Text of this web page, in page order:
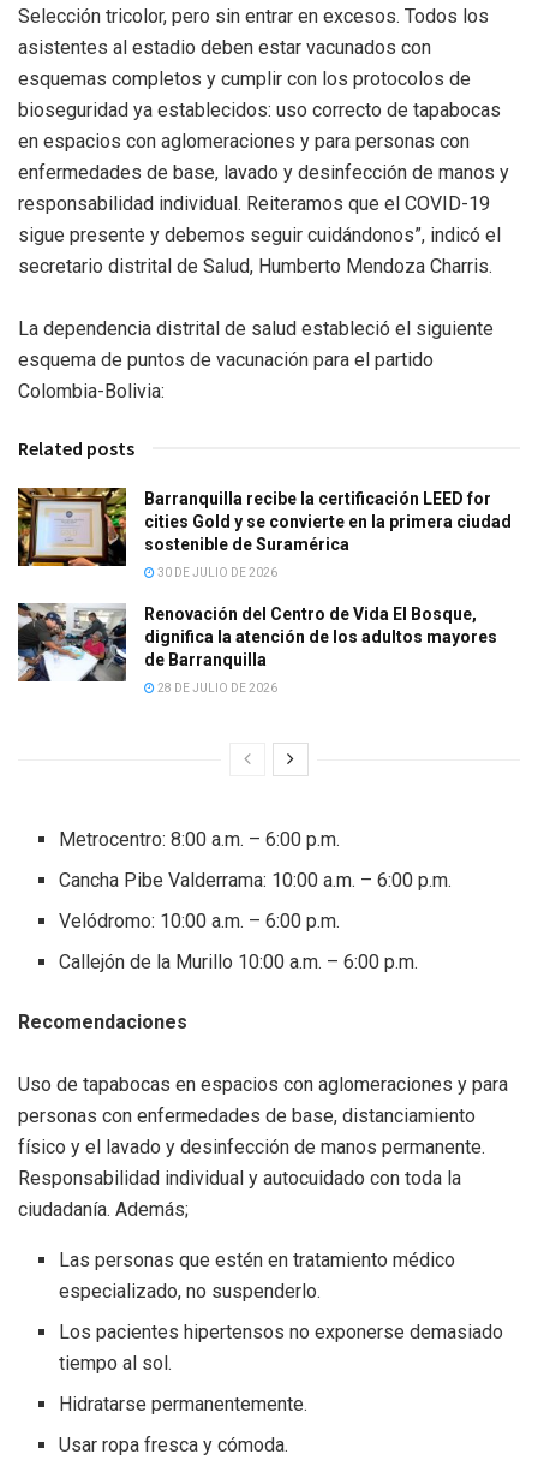
Selección tricolor, pero sin entrar en excesos. Todos los
asistentes al estadio deben estar vacunados con
esquemas completos y cumplir con los protocolos de
bioseguridad ya establecidos: uso correcto de tapabocas
en espacios con aglomeraciones y para personas con
enfermedades de base, lavado y desinfección de manos y
responsabilidad individual. Reiteramos que el COVID-19
sigue presente y debemos seguir cuidándonos”, indicó el
secretario distrital de Salud, Humberto Mendoza Charris.
La dependencia distrital de salud estableció el siguiente
esquema de puntos de vacunación para el partido
Colombia-Bolivia:
Related posts
Barranquilla recibe la certificación LEED for
cities Gold y se convierte en la primera ciudad
sostenible de Suramérica
30 DE JULIO DE 2026
Renovación del Centro de Vida El Bosque,
dignifica la atención de los adultos mayores
de Barranquilla
28 DE JULIO DE 2026
Metrocentro: 8:00 a.m. – 6:00 p.m.
Cancha Pibe Valderrama: 10:00 a.m. – 6:00 p.m.
Velódromo: 10:00 a.m. – 6:00 p.m.
Callejón de la Murillo 10:00 a.m. – 6:00 p.m.
Recomendaciones
Uso de tapabocas en espacios con aglomeraciones y para
personas con enfermedades de base, distanciamiento
físico y el lavado y desinfección de manos permanente.
Responsabilidad individual y autocuidado con toda la
ciudadanía. Además;
Las personas que estén en tratamiento médico
especializado, no suspenderlo.
Los pacientes hipertensos no exponerse demasiado
tiempo al sol.
Hidratarse permanentemente.
Usar ropa fresca y cómoda.